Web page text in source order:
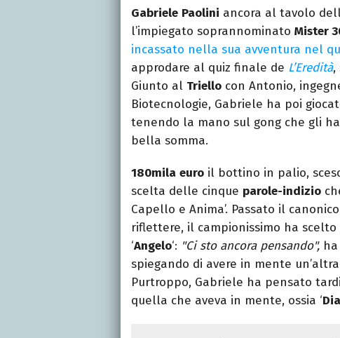
Gabriele Paolini ancora al tavolo
l’impiegato soprannominato Mister
incassato nella sua avventura nel
approdare al quiz finale de L’Eredità,
Giunto al Triello con Antonio,
Biotecnologie, Gabriele ha poi
tenendo la mano sul gong che gli
bella somma.
180mila euro il bottino in palio,
scelta delle cinque parole-indizio
Capello e Anima’. Passato il
riflettere, il campionissimo ha scelto
‘Angelo‘: "Ci sto ancora pensando", ha
spiegando di avere in mente un’altra
Purtroppo, Gabriele ha pensato
quella che aveva in mente, ossia ‘